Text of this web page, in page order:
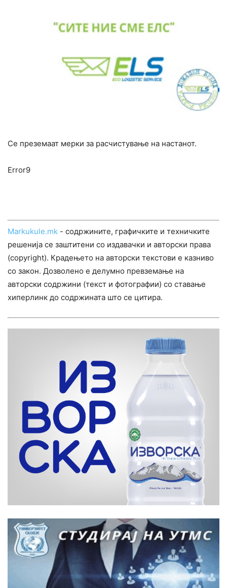
Се преземаат мерки за расчистување на настанот.
Error9
Markukule.mk - содржините, графичките и техничките
решенија се заштитени со издавачки и авторски права
(copyright). Крадењето на авторски текстови е казниво
со закон. Дозволено е делумно превземање на
авторски содржини (текст и фотографии) со ставање
хиперлинк до содржината што се цитира.